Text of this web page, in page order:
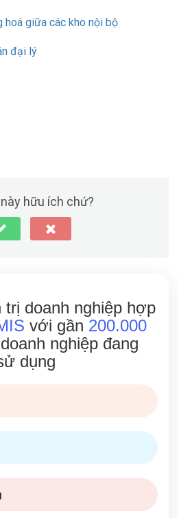
hoá giữa các kho nội bộ
đại lý
hữu ích chứ?
trị doanh nghiệp hợp
với gần 200.000
nghiệp đang
dụng